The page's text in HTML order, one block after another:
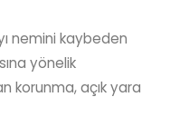
nemini kaybeden
yönelik
korunma, açık yara